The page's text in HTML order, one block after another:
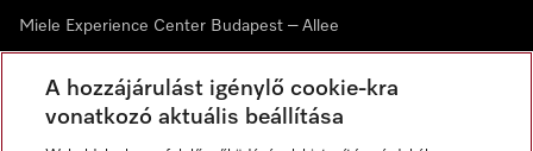
Miele Experience Center Budapest – Allee
A hozzájárulást igénylő cookie-kra
vonatkozó aktuális beállítása